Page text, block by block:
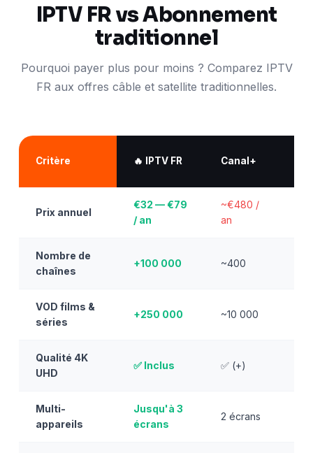
IPTV FR vs Abonnement
traditionnel
Pourquoi payer plus pour moins ? Comparez IPTV
FR aux offres câble et satellite traditionnelles.
Critère 🔥 IPTV FR Canal+
Prix annuel
€32 — €79
/ an
~€480 /
an
Nombre de
chaînes
+100 000 ~400
VOD films &
séries
+250 000 ~10 000
Qualité 4K
UHD
✅ Inclus ✅ (+)
Multi-
appareils
Jusqu'à 3
écrans
2 écrans